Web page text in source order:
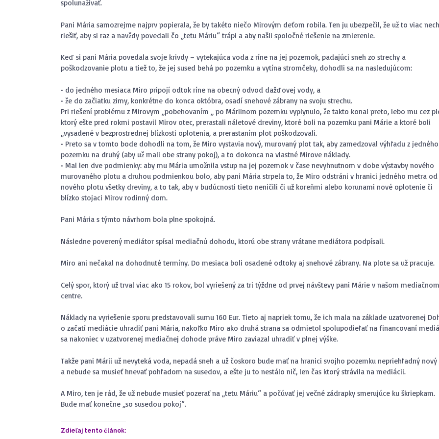
spolunažívať.
Pani Mária samozrejme najprv popierala, že by takéto niečo Mirovým deťom robila. Ten ju ubezpečil, že už to viac
riešiť, aby si raz a navždy povedali čo „tetu Máriu“ trápi a aby našli spoločné riešenie na zmierenie.
Keď si pani Mária povedala svoje krivdy – vytekajúca voda z ríne na jej pozemok, padajúci sneh zo strechy a
poškodzovanie plotu a tiež to, že jej sused behá po pozemku a vytína stromčeky, dohodli sa na nasledujúcom:
• do jedného mesiaca Miro pripojí odtok ríne na obecný odvod dažďovej vody, a
• že do začiatku zimy, konkrétne do konca októbra, osadí snehové zábrany na svoju strechu.
Pri riešení problému z Mirovym „pobehovaním „ po Máriinom pozemku vyplynulo, že takto konal preto, lebo mu cez
ktorý ešte pred rokmi postavil Mirov otec, prerastali náletové dreviny, ktoré boli na pozemku pani Márie a ktoré boli
„vysadené v bezprostrednej blízkosti oplotenia, a prerastaním plot poškodzovali.
• Preto sa v tomto bode dohodli na tom, že Miro vystavia nový, murovaný plot tak, aby zamedzoval výhľadu z jedného
pozemku na druhý (aby už mali obe strany pokoj), a to dokonca na vlastné Mirove náklady.
• Mal len dve podmienky: aby mu Mária umožnila vstup na jej pozemok v čase nevyhnutnom v dobe výstavby nového
murovaného plotu a druhou podmienkou bolo, aby pani Mária strpela to, že Miro odstráni v hranici jedného metra od
nového plotu všetky dreviny, a to tak, aby v budúcnosti tieto neničili či už koreňmi alebo korunami nové oplotenie či
blízko stojaci Mirov rodinný dom.
Pani Mária s týmto návrhom bola plne spokojná.
Následne poverený mediátor spísal mediačnú dohodu, ktorú obe strany vrátane mediátora podpísali.
Miro ani nečakal na dohodnuté termíny. Do mesiaca boli osadené odtoky aj snehové zábrany. Na plote sa už pracuje.
Celý spor, ktorý už trval viac ako 15 rokov, bol vyriešený za tri týždne od prvej návštevy pani Márie v našom mediačnom
centre.
Náklady na vyriešenie sporu predstavovali sumu 160 Eur. Tieto aj napriek tomu, že ich mala na základe uzatvorenej
o začatí mediácie uhradiť pani Mária, nakoľko Miro ako druhá strana sa odmietol spolupodieľať na financovaní
sa nakoniec v uzatvorenej mediačnej dohode práve Miro zaviazal uhradiť v plnej výške.
Takže pani Márii už nevyteká voda, nepadá sneh a už čoskoro bude mať na hranici svojho pozemku nepriehľadný
a nebude sa musieť hnevať pohľadom na susedov, a ešte ju to nestálo nič, len čas ktorý strávila na mediácii.
A Miro, ten je rád, že už nebude musieť pozerať na „tetu Máriu“ a počúvať jej večné zádrapky smerujúce ku škriepkam.
Bude mať konečne „so susedou pokoj“.
Zdieľaj tento článok: